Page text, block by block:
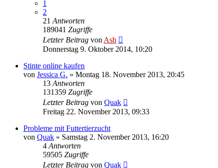
1
2
21 Antworten
189041 Zugriffe
Letzter Beitrag von Ash
Donnerstag 9. Oktober 2014, 10:20
Stinte online kaufen
von Jessica G. » Montag 18. November 2013, 20:45
13 Antworten
131359 Zugriffe
Letzter Beitrag von Quak
Freitag 22. November 2013, 09:33
Probleme mit Futtertierzucht
von Quak » Samstag 2. November 2013, 16:20
4 Antworten
59505 Zugriffe
Letzter Beitrag von Quak